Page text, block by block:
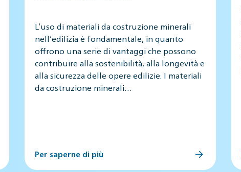
L’uso di materiali da costruzione minerali
nell’edilizia è fondamentale, in quanto
offrono una serie di vantaggi che possono
contribuire alla sostenibilità, alla longevità e
alla sicurezza delle opere edilizie. I materiali
da costruzione minerali…
Per saperne di più